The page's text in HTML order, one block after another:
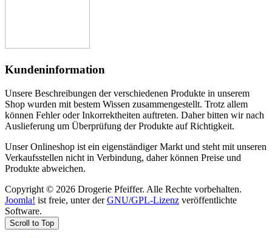
Kundeninformation
Unsere Beschreibungen der verschiedenen Produkte in unserem
Shop wurden mit bestem Wissen zusammengestellt. Trotz allem
können Fehler oder Inkorrektheiten auftreten. Daher bitten wir nach
Auslieferung um Überprüfung der Produkte auf Richtigkeit.
Unser Onlineshop ist ein eigenständiger Markt und steht mit unseren
Verkaufsstellen nicht in Verbindung, daher können Preise und
Produkte abweichen.
Copyright © 2026 Drogerie Pfeiffer. Alle Rechte vorbehalten.
Joomla! ist freie, unter derGNU/GPL-Lizenz veröffentlichte
Software.
Scroll to Top